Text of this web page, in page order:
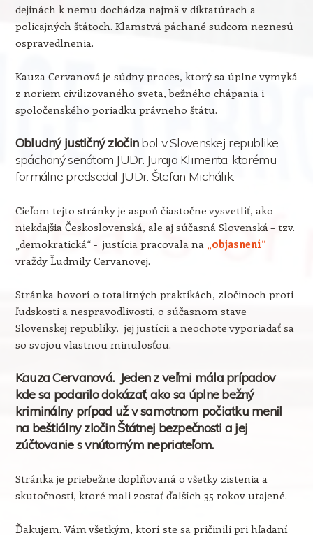
dejinách k nemu dochádza najmä v diktatúrach a
policajných štátoch. Klamstvá páchané sudcom neznesú
ospravedlnenia.
Kauza Cervanová je súdny proces, ktorý sa úplne vymyká
z noriem civilizovaného sveta, bežného chápania i
spoločenského poriadku právneho štátu.
Obludný justičný zločinbol v Slovenskej republike
spáchaný senátom JUDr. Juraja Klimenta, ktorému
formálne predsedal JUDr. Štefan Michálik.
Cieľom tejto stránky je aspoň čiastočne vysvetliť, ako
niekdajšia Československá, ale aj súčasná Slovenská – tzv.
„demokratická“ - justícia pracovala na „objasnení“
vraždy Ľudmily Cervanovej.
Stránka hovorí o totalitných praktikách, zločinoch proti
ľudskosti a nespravodlivosti, o súčasnom stave
Slovenskej republiky, jej justícii a neochote vyporiadať sa
so svojou vlastnou minulosťou.
Kauza Cervanová. Jeden z veľmi mála prípadov
kde sa podarilo dokázať, ako sa úplne bežný
kriminálny prípad už v samotnom počiatku menil
na beštiálny zločin Štátnej bezpečnosti a jej
zúčtovanie s vnútorným nepriateľom.
Stránka je priebežne doplňovaná o všetky zistenia a
skutočnosti, ktoré mali zostať ďalších 35 rokov utajené.
Ďakujem. Vám všetkým, ktorí ste sa pričinili pri hľadaní